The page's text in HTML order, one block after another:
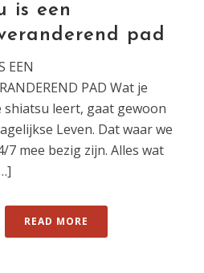
is een
pad
EEN
PAD Wat je
shiatsu leert, gaat gewoon
Leven. Dat waar we
7 mee bezig zijn. Alles wat
READ MORE